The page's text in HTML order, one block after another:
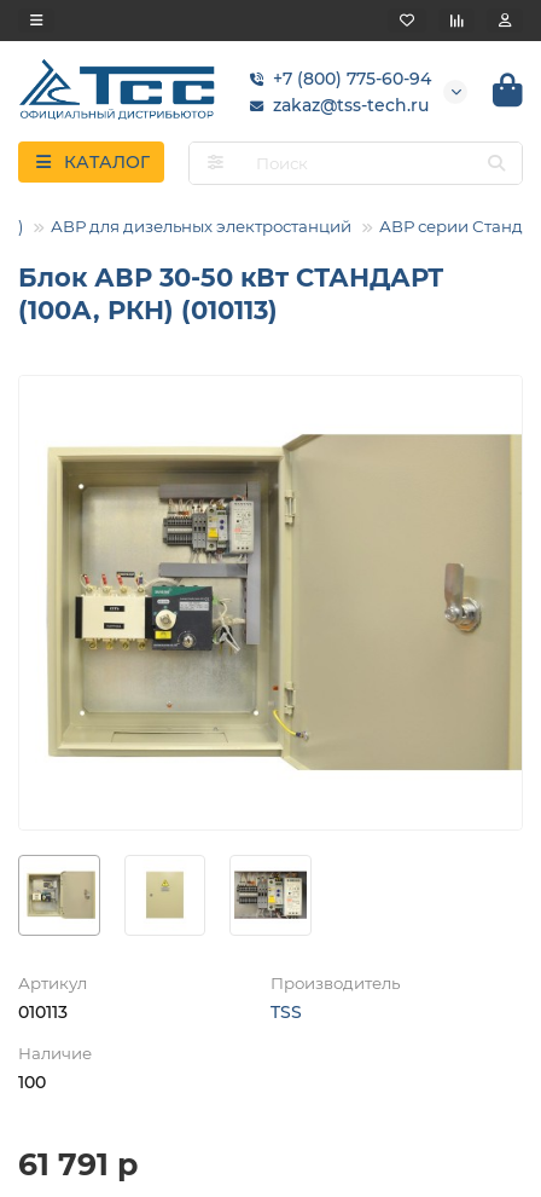
+7 (800) 775-60-94
zakaz@tss-tech.ru
КАТАЛОГ
АВР для дизельных электростанций АВР серии
Блок АВР 30-50 кВт СТАНДАРТ
(100А, РКН) (010113)
Артикул
010113
Производитель
TSS
Наличие
100
61 791 р